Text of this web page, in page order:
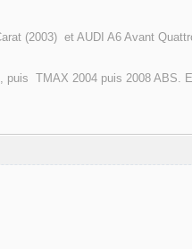
(2003) et AUDI A6 Avant
puis TMAX 2004 puis 2008 ABS.